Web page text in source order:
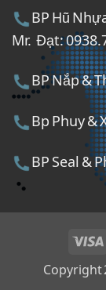
BP Hũ
Mr. Đạt:
BP Nắp &
Bp Phuy &
BP Seal &
Copyright